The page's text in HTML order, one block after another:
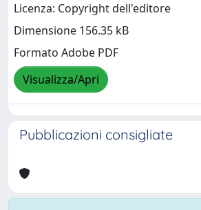
Licenza: Copyright dell'editore
Dimensione 156.35 kB
Formato Adobe PDF
Visualizza/Apri
Pubblicazioni consigliate